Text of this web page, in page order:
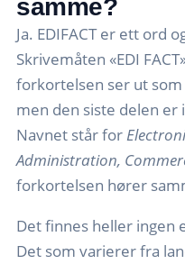
samme?
Ja. EDIFACT er ett ord
Skrivemåten «EDI
forkortelsen ser ut som
men den siste delen er
Navnet står for
Administration,
forkortelsen hører
Det finnes heller ingen
Det som varierer fra